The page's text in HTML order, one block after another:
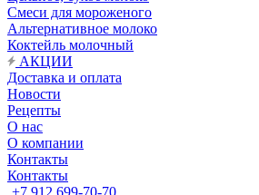
Смеси для мороженого
Альтернативное молоко
Коктейль молочный
АКЦИИ
Доставка и оплата
Новости
Рецепты
О нас
О компании
Контакты
Контакты
+7 912 699-70-70